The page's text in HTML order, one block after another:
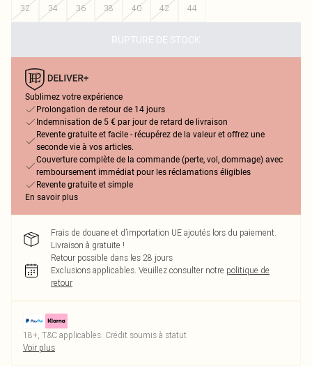
32
34 36 38 40 42 44
RUPTURE DE STOCK
Sublimez votre expérience
Prolongation de retour de 14 jours
Indemnisation de 5 € par jour de retard de livraison
Revente gratuite et facile - récupérez de la valeur et offrez une
seconde vie à vos articles.
Couverture complète de la commande (perte, vol, dommage) avec
remboursement immédiat pour les réclamations éligibles
Revente gratuite et simple
En savoir plus
Frais de douane et d’importation UE ajoutés lors du paiement.
Livraison à gratuite !
Retour possible dans les 28 jours
Exclusions applicables. Veuillez consulter notre politique de
retour
18+, T&C applicables. Crédit soumis à statut
Voir plus